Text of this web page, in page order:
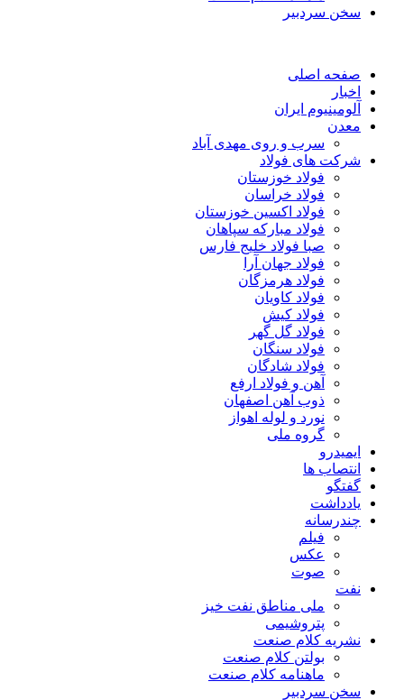
سخن سردبیر
صفحه اصلی
اخبار
آلومینیوم ایران
معدن
سرب و روی مهدی آباد
شرکت های فولاد
فولاد خوزستان
فولاد خراسان
فولاد اکسین خوزستان
فولاد مبارکه سپاهان
صبا فولاد خلیج فارس
فولاد جهان آرا
فولاد هرمزگان
فولاد کاویان
فولاد کیش
فولاد گل گهر
فولاد سنگان
فولاد شادگان
آهن و فولاد ارفع
ذوب آهن اصفهان
نورد و لوله اهواز
گروه ملی
ایمیدرو
انتصاب ها
گفتگو
یادداشت
چندرسانه
فیلم
عکس
صوت
نفت
ملی مناطق نفت خیز
پتروشیمی
نشریه کلام صنعت
بولتن کلام صنعت
ماهنامه کلام صنعت
سخن سردبیر